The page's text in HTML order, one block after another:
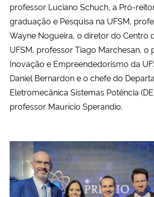
Gabinete de Segurança Institucional
Advocacia-Geral da União
Banco Central do Brasil
professor Luciano Schuch, a Pró-
graduação e Pesquisa na UFSM,
Wayne Nogueira, o diretor do Centro
UFSM, professor Tiago Marchesan, o
Inovação e Empreendedorismo da
Daniel Bernardon e o chefe do
Eletromecânica Sistemas Potência
professor Maurício Sperandio.